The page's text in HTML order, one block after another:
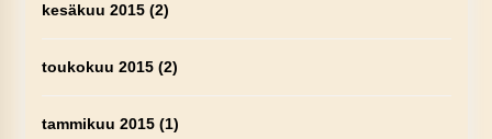
kesäkuu 2015(2)
toukokuu 2015(2)
tammikuu 2015(1)